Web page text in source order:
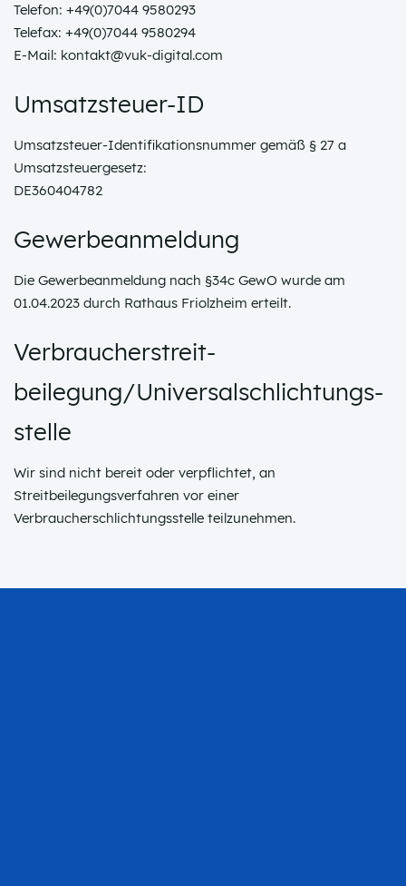
Telefon: +49(0)7044 9580293
Telefax: +49(0)7044 9580294
E-Mail: kontakt@vuk-digital.com
Umsatzsteuer-ID
Umsatzsteuer-Identifikationsnummer gemäß § 27 a
Umsatzsteuergesetz:
DE360404782
Gewerbeanmeldung
Die Gewerbeanmeldung nach §34c GewO wurde am
01.04.2023 durch Rathaus Friolzheim erteilt.
Verbraucher­streit­
beilegung/Universal­schlichtungs­
stelle
Wir sind nicht bereit oder verpflichtet, an
Streitbeilegungsverfahren vor einer
Verbraucherschlichtungsstelle teilzunehmen.